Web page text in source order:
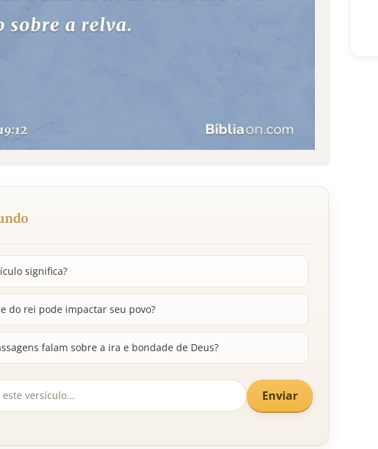
significa?
do rei pode impactar seu povo?
falam sobre a ira e bondade de Deus?
Enviar